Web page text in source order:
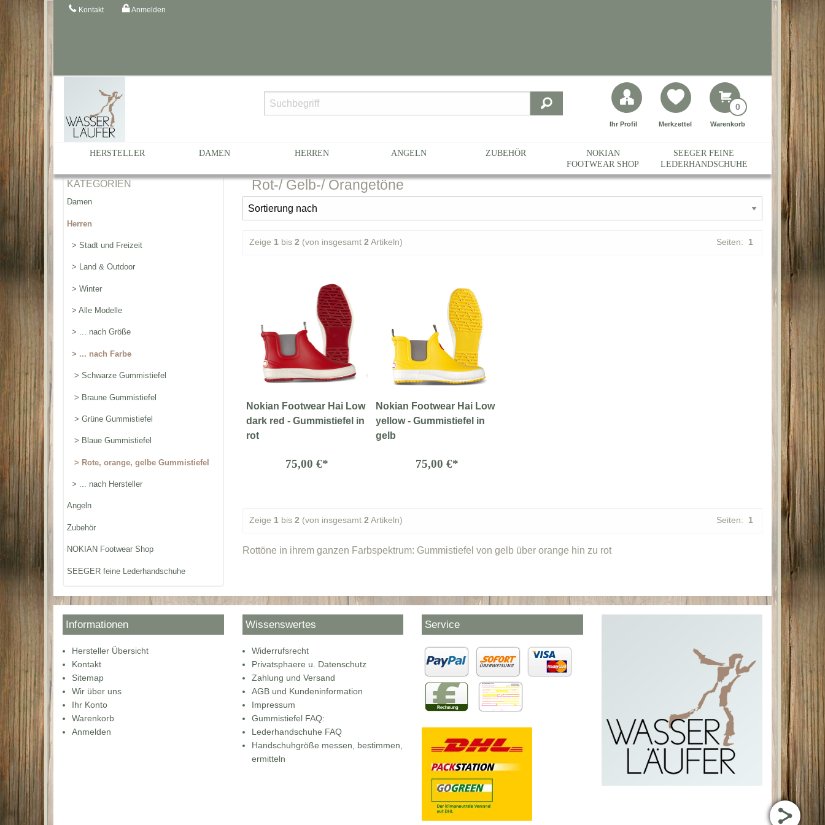
Kontakt Anmelden
Ihr Profil Merkzettel Warenkorb
0
HERSTELLER DAMEN HERREN ANGELN ZUBEHÖR
NOKIAN
FOOTWEAR SHOP
SEEGER FEINE
LEDERHANDSCHUHE
Startseite
KATEGORIEN
Damen
Herren
> Stadt und Freizeit
> Land & Outdoor
> Winter
> Alle Modelle
> ... nach Größe
> ... nach Farbe
> Schwarze Gummistiefel
> Braune Gummistiefel
> Grüne Gummistiefel
> Blaue Gummistiefel
> Rote, orange, gelbe Gummistiefel
> ... nach Hersteller
Angeln
Zubehör
NOKIAN Footwear Shop
SEEGER feine Lederhandschuhe
Rot-/Gelb-/ Orangetöne
Zeige 1 bis 2 (von insgesamt 2 Artikeln) Seiten: 1
Nokian Footwear Hai Low
dark red - Gummistiefel in
rot
75,00 €*
Nokian Footwear Hai Low
yellow - Gummistiefel in
gelb
75,00 €*
Zeige 1 bis 2 (von insgesamt 2 Artikeln) Seiten: 1
Rottöne in ihrem ganzen Farbspektrum: Gummistiefel von gelb über orange hin zu rot
Informationen
Hersteller Übersicht
Kontakt
Sitemap
Wir über uns
Ihr Konto
Warenkorb
Anmelden
Wissenswertes
Widerrufsrecht
Privatsphaere u. Datenschutz
Zahlung und Versand
AGB und Kundeninformation
Impressum
Gummistiefel FAQ:
Lederhandschuhe FAQ
Handschuhgröße messen, bestimmen,
ermitteln
Service